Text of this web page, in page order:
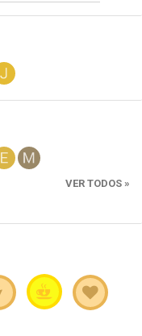
VER TODOS »